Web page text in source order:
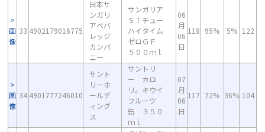
画
像
33 4902179016775
日本サ
ンガリ
アベバ
レッジ
カンパ
ニー
サンガリア
ＳＴチュー
ハイタイム
ゼロＧＦ
５００ｍｌ
06
月
06
日
118 95% 5% 122
画
像
34 4901777246010
サント
リーホ
ールデ
ィング
ス
サントリ
ー カロ
リ。キウイ
フルーツ
缶 ３５０
ｍｌ
07
月
06
日
117 72% 36% 104